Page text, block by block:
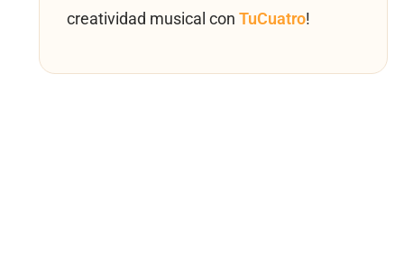
creatividad musical con TuCuatro!